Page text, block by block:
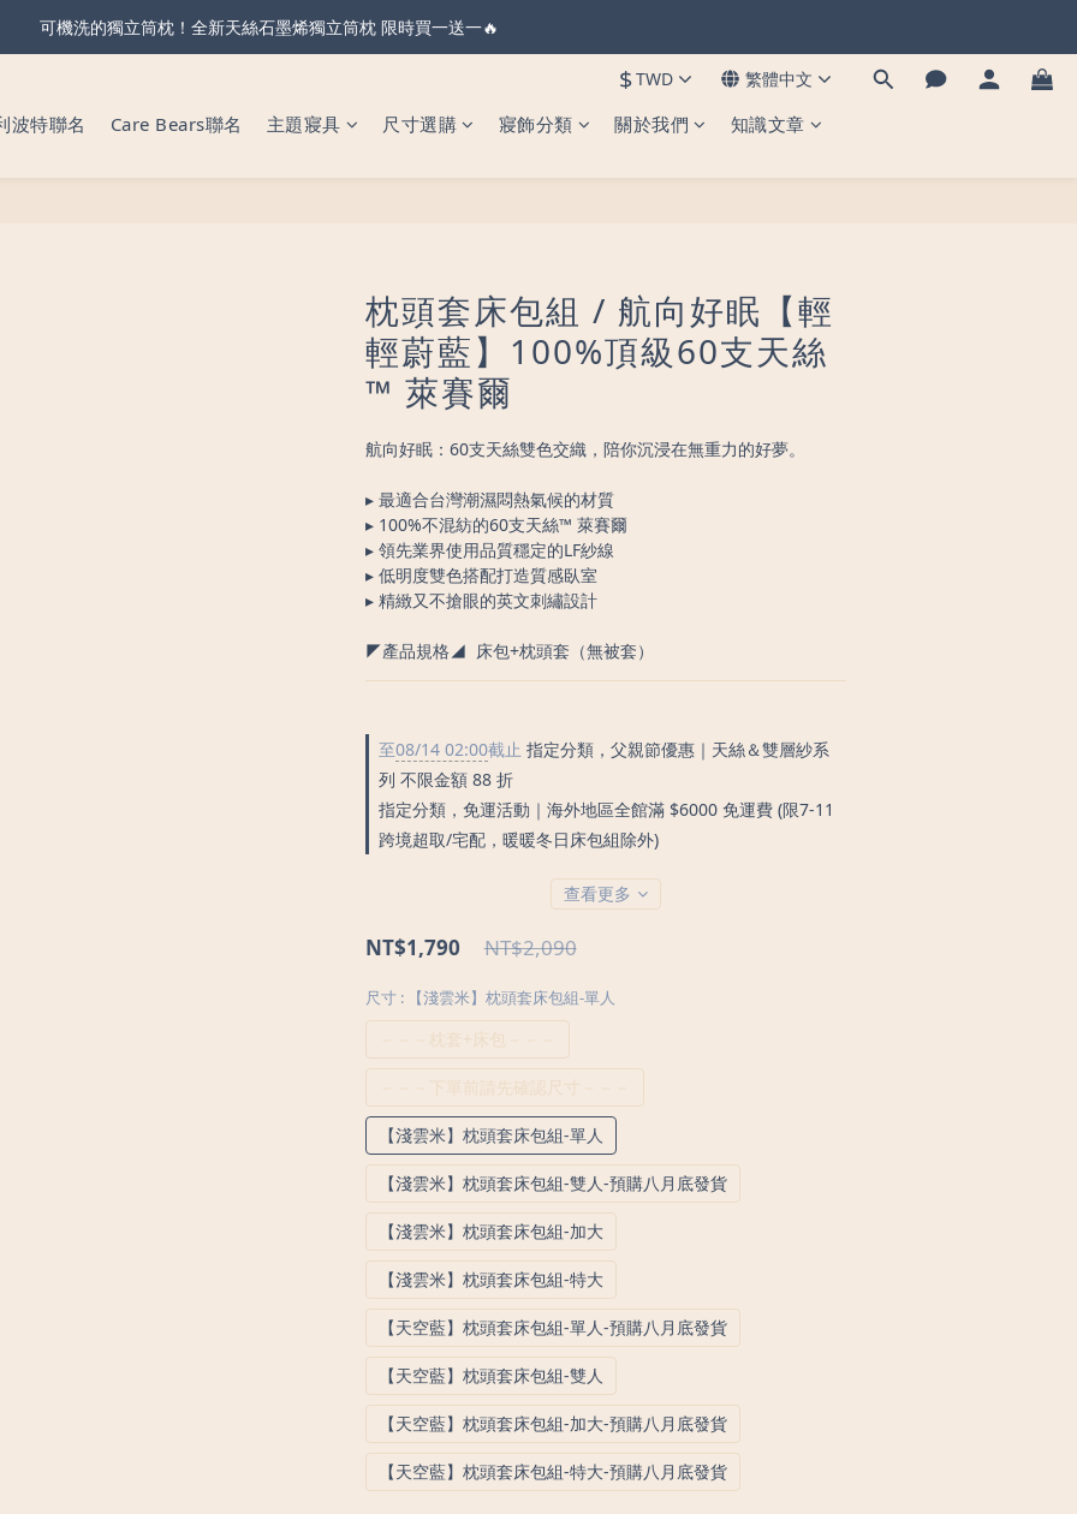
節・天絲全系列＆純棉雙層紗 不限金額 享 88 折！現在下單 父親節前到貨 ✨
$TWD 繁體中文
波特聯名 Care Bears聯名 主題寢具 尺寸選購 寢飾分類 關於我們 知識文章
枕頭套床包組 / 航向好眠【輕
輕蔚藍】100%頂級60支天絲
™ 萊賽爾
航向好眠：60支天絲雙色交織，陪你沉浸在無重力的好夢。
▸ 最適合台灣潮濕悶熱氣候的材質
▸ 100%不混紡的60支天絲™ 萊賽爾
▸ 領先業界使用品質穩定的LF紗線
▸ 低明度雙色搭配打造質感臥室
▸ 精緻又不搶眼的英文刺繡設計
◤產品規格◢  床包+枕頭套（無被套）
至08/14 02:00截止 指定分類，父親節優惠｜天絲＆雙層紗系
列 不限金額 88 折
指定分類，免運活動｜海外地區全館滿 $6000 免運費 (限7-11
跨境超取/宅配，暖暖冬日床包組除外)
查看更多
NT$2,090
NT$1,790
尺寸 : 【淺雲米】枕頭套床包組-單人
－－－枕套+床包－－－
－－－下單前請先確認尺寸－－－
【淺雲米】枕頭套床包組-單人
【淺雲米】枕頭套床包組-雙人-預購八月底發貨
【淺雲米】枕頭套床包組-加大
【淺雲米】枕頭套床包組-特大
【天空藍】枕頭套床包組-單人-預購八月底發貨
【天空藍】枕頭套床包組-雙人
【天空藍】枕頭套床包組-加大-預購八月底發貨
【天空藍】枕頭套床包組-特大-預購八月底發貨